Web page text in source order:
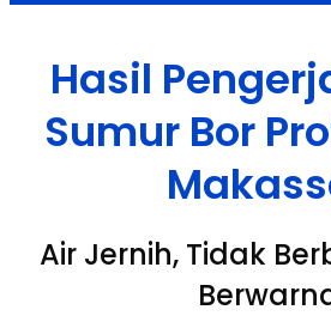
Hasil
Sumur Bor
Air Jernih, Tidak